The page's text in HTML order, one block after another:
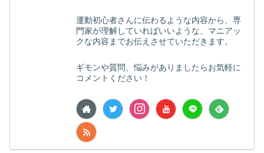
運動初心者さんに伝わるような内容から、専
門家が理解していればいいような、マニアッ
クな内容までお伝えさせていただきます。
ギモンや質問、悩みがありましたらお気軽に
コメントください！